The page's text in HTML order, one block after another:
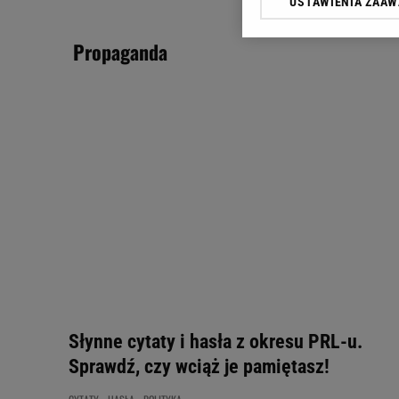
propaganda
Słynne cytaty i hasła z okresu PRL-u.
Sprawdź, czy wciąż je pamiętasz!
Klikając „Akceptuję”